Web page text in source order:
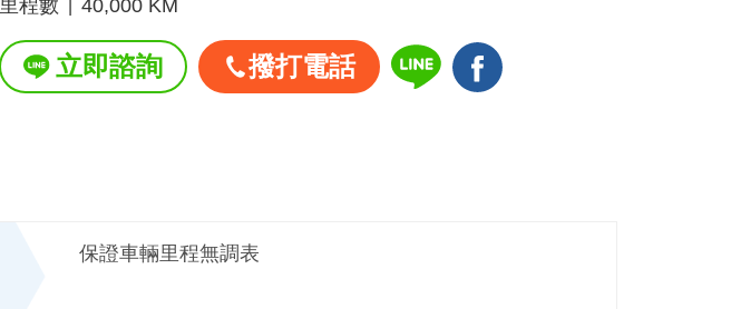
里程數
40,000 KM
立即諮詢 撥打電話
保證車輛里程無調表